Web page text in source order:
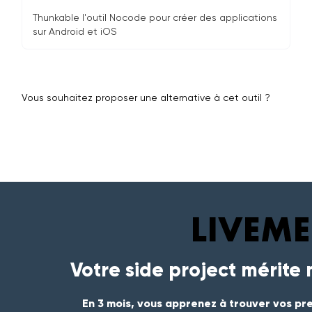
Thunkable l'outil Nocode pour créer des applications
sur Android et iOS
Vous souhaitez proposer une alternative à cet outil ?
Votre side project mérite
En 3 mois, vous apprenez à trouver vos